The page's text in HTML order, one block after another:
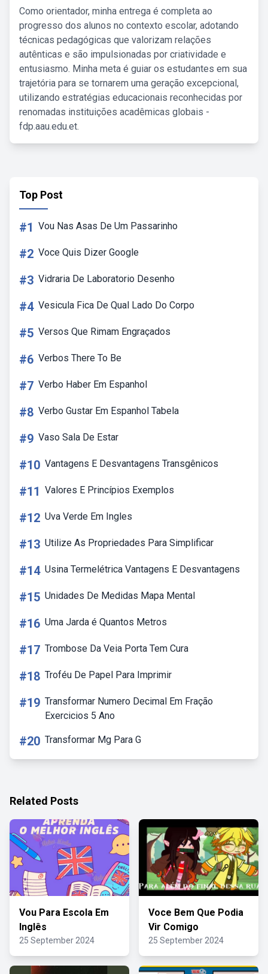
Como orientador, minha entrega é completa ao
progresso dos alunos no contexto escolar, adotando
técnicas pedagógicas que valorizam relações
autênticas e são impulsionadas por criatividade e
entusiasmo. Minha meta é guiar os estudantes em sua
trajetória para se tornarem uma geração excepcional,
utilizando estratégias educacionais reconhecidas por
renomadas instituições acadêmicas globais -
fdp.aau.edu.et.
Top Post
#1 Vou Nas Asas De Um Passarinho
#2 Voce Quis Dizer Google
#3 Vidraria De Laboratorio Desenho
#4 Vesicula Fica De Qual Lado Do Corpo
#5 Versos Que Rimam Engraçados
#6 Verbos There To Be
#7 Verbo Haber Em Espanhol
#8 Verbo Gustar Em Espanhol Tabela
#9 Vaso Sala De Estar
#10 Vantagens E Desvantagens Transgênicos
#11 Valores E Princípios Exemplos
#12 Uva Verde Em Ingles
#13 Utilize As Propriedades Para Simplificar
#14 Usina Termelétrica Vantagens E Desvantagens
#15 Unidades De Medidas Mapa Mental
#16 Uma Jarda é Quantos Metros
#17 Trombose Da Veia Porta Tem Cura
#18 Troféu De Papel Para Imprimir
#19 Transformar Numero Decimal Em Fração
Exercicios 5 Ano
#20 Transformar Mg Para G
Related Posts
Vou Para Escola Em
Inglês
25 September 2024
Voce Bem Que Podia
Vir Comigo
25 September 2024